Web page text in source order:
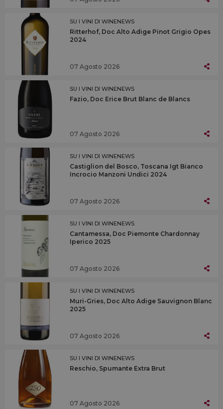
SU I VINI DI WINENEWS
Ritterhof, Doc Alto Adige Pinot Grigio Opes
2024
07 Agosto 2026
SU I VINI DI WINENEWS
Fazio, Doc Erice Brut Blanc de Blancs
07 Agosto 2026
SU I VINI DI WINENEWS
Castiglion del Bosco, Toscana Igt Bianco
Incrocio Manzoni Undici 2024
07 Agosto 2026
SU I VINI DI WINENEWS
Cantamessa, Doc Piemonte Chardonnay
Iperico 2025
07 Agosto 2026
SU I VINI DI WINENEWS
Muri-Gries, Doc Alto Adige Sauvignon Blanc
2025
07 Agosto 2026
SU I VINI DI WINENEWS
Reschio, Spumante Extra Brut
07 Agosto 2026